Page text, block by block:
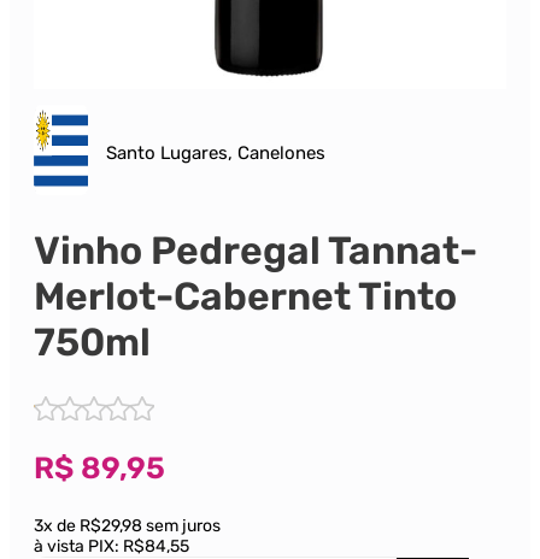
Santo Lugares, Canelones
Vinho Pedregal Tannat-
Merlot-Cabernet Tinto
750ml
R$ 89,95
3x de R$29,98 sem juros
à vista PIX: R$84,55